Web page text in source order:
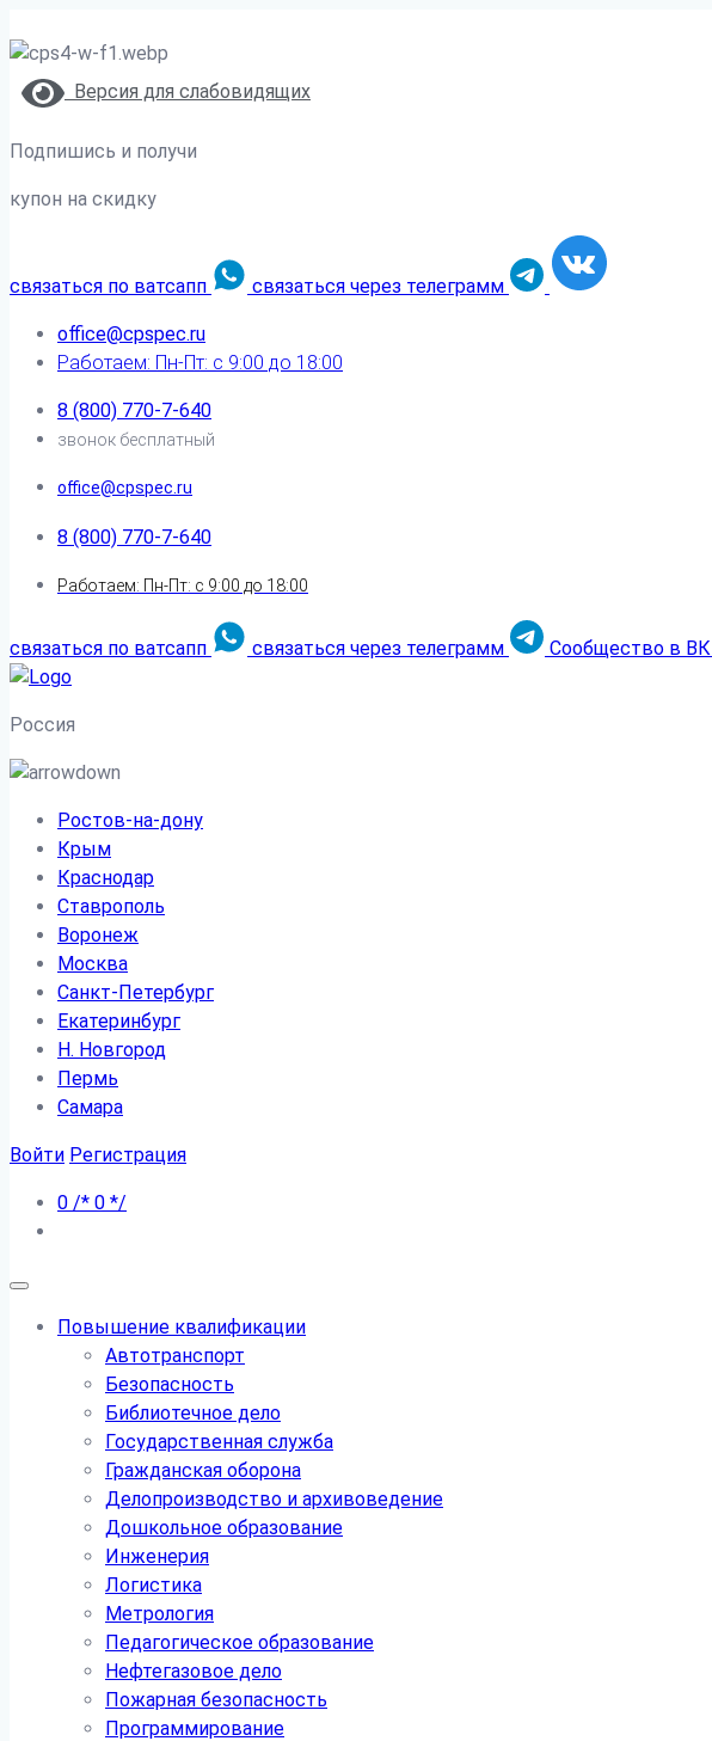
Версия для слабовидящих
Подпишись и получи
купон на скидку
связаться по ватсапп связаться через телеграмм
office@cpspec.ru
Работаем: Пн-Пт: с 9:00 до 18:00
8 (800) 770-7-640
звонок бесплатный
office@cpspec.ru
8 (800) 770-7-640
Работаем: Пн-Пт: с 9:00 до 18:00
связаться по ватсапп связаться через телеграмм Сообщество в ВК
Россия
Ростов-на-дону
Крым
Краснодар
Ставрополь
Воронеж
Москва
Санкт-Петербург
Екатеринбург
Н. Новгород
Пермь
Самара
Войти Регистрация
0 /* 0 */
Повышение квалификации
Автотранспорт
Безопасность
Библиотечное дело
Государственная служба
Гражданская оборона
Делопроизводство и архивоведение
Дошкольное образование
Инженерия
Логистика
Метрология
Педагогическое образование
Нефтегазовое дело
Пожарная безопасность
Программирование